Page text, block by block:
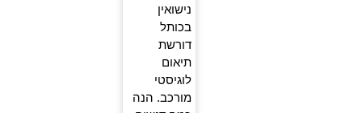
נישואין
בכותל
דורשת
תיאום
לוגיסטי
מורכב. הנה